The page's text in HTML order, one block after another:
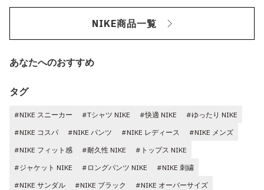
NIKE商品一覧
あなたへのおすすめ
タグ
#NIKE スニーカー #Tシャツ NIKE #快適 NIKE
#ゆったり NIKE
#NIKE コスパ
#NIKE パンツ #NIKE レディース
#NIKE メンズ
#NIKE フィット感
#耐久性 NIKE
#トップス NIKE
#ジャケット NIKE
#ロングパンツ NIKE
#NIKE 刺繍
#NIKE サンダル
#NIKE ブラック
#NIKE オーバーサイズ